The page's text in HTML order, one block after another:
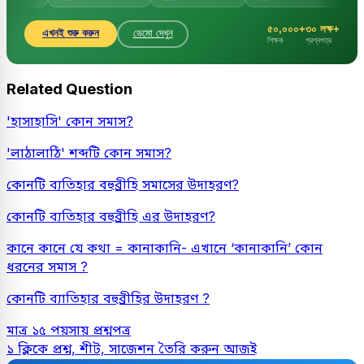
এখনই শুরু করুন ডেমো দেখুন ৫০,০০০+
শিক্ষক
৩০ লক্ষ+
প্রশ্নপত্র
Related Question
'হাসাহাসি' কোন সমাস?
'লাঠালাঠি' শব্দটি কোন সমাস?
কোনটি ব্যতিহার বহুব্রীহি সমাসের উদাহরণ?
কোনটি ব্যতিহার বহুব্রীহি এর উদাহরণ?
কানে কানে যে কথা = কানাকানি- এখানে ‘কানাকানি’ কোন
ধরনের সমাস ?
কোনটি ব্যাতিহার বহুব্রীহির উদাহরণ ?
মাত্র ১৫ পয়সায় প্রশ্নপত্র
১ ক্লিকে প্রশ্ন, শীট, সাজেশন তৈরি করুন আজই